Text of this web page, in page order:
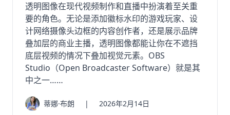
透明图像在现代视频制作和直播中扮演着至关重
要的角色。无论是添加徽标水印的游戏玩家、设
计网络摄像头边框的内容创作者，还是展示品牌
叠加层的商业主播，透明图像都能让你在不遮挡
底层视频的情况下叠加视觉元素。OBS
Studio（Open Broadcaster Software）就是其
中之一……
蒂娜·布朗 | 2026年2月14日